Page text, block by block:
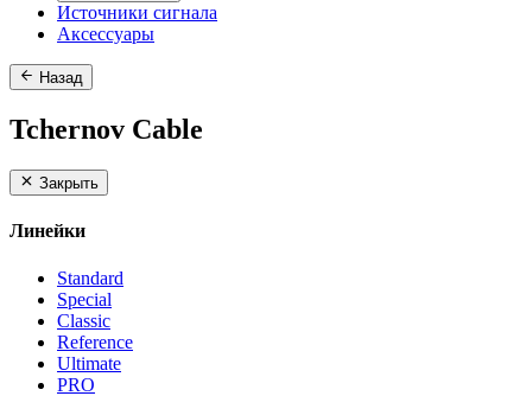
Источники сигнала
Аксессуары
Назад
Tchernov Cable
Закрыть
Линейки
Standard
Special
Classic
Reference
Ultimate
PRO